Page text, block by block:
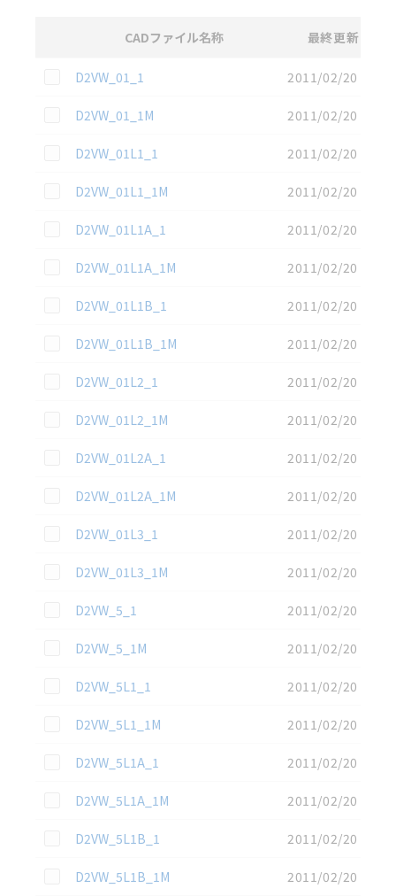
CADファイル名称 最終更新
この資料を選択
D2VW_01_1
2011/02/20
この資料を選択
D2VW_01_1M
2011/02/20
この資料を選択
D2VW_01L1_1
2011/02/20
この資料を選択
D2VW_01L1_1M
2011/02/20
この資料を選択
D2VW_01L1A_1
2011/02/20
この資料を選択
D2VW_01L1A_1M
2011/02/20
この資料を選択
D2VW_01L1B_1
2011/02/20
この資料を選択
D2VW_01L1B_1M
2011/02/20
この資料を選択
D2VW_01L2_1
2011/02/20
この資料を選択
D2VW_01L2_1M
2011/02/20
この資料を選択
D2VW_01L2A_1
2011/02/20
この資料を選択
D2VW_01L2A_1M
2011/02/20
この資料を選択
D2VW_01L3_1
2011/02/20
この資料を選択
D2VW_01L3_1M
2011/02/20
この資料を選択
D2VW_5_1
2011/02/20
この資料を選択
D2VW_5_1M
2011/02/20
この資料を選択
D2VW_5L1_1
2011/02/20
この資料を選択
D2VW_5L1_1M
2011/02/20
この資料を選択
D2VW_5L1A_1
2011/02/20
この資料を選択
D2VW_5L1A_1M
2011/02/20
この資料を選択
D2VW_5L1B_1
2011/02/20
この資料を選択
D2VW_5L1B_1M
2011/02/20